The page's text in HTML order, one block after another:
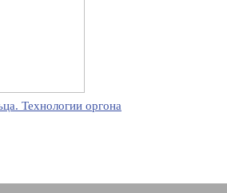
Технологии оргона